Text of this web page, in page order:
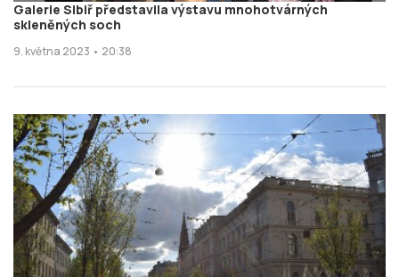
Galerie Sibiř představila výstavu mnohotvárných
skleněných soch
9. května 2023 • 20:38